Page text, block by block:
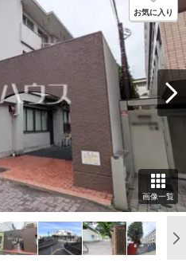
お気に入り
画像一覧